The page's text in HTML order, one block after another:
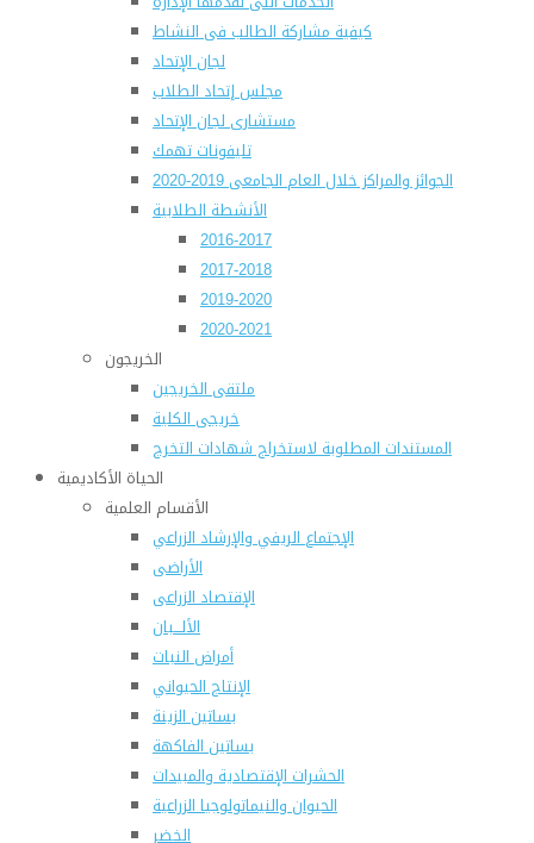
كيفية مشاركة الطالب فى النشاط
لجان الإتحاد
مجلس إتحاد الطلاب
مستشارى لجان الإتحاد
تليفونات تهمك
الجوائز والمراكز خلال العام الجامعى 2019-2020
الأنشطة الطلابية
2016-2017
2017-2018
2019-2020
2020-2021
الخريجون
ملتقى الخريجين
خريجى الكلية
المستندات المطلوبة لاستخراج شهادات التخرج
الحياة الأكاديمية
الأقسام العلمية
الإجتماع الريفي والإرشاد الزراعي
الأراضى
الإقتصاد الزراعى
الألـــبان
أمراض النبات
الإنتاج الحيواني
بساتين الزينة
بساتين الفاكهة
الحشرات الإقتصادية والمبيدات
الحيوان والنيماتولوجيا الزراعية
الخضر